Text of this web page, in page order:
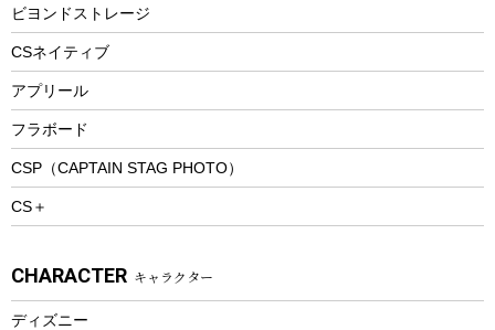
防寒ウェア
トレッキング
トレッキングアクセサリー
プレイグッズ
ウェルネス
ウェア、タオル
ビヨンドストレージ
CSネイティブ
アプリール
フラボード
CSP（CAPTAIN STAG PHOTO）
CS＋
CHARACTER キャラクター
ディズニー